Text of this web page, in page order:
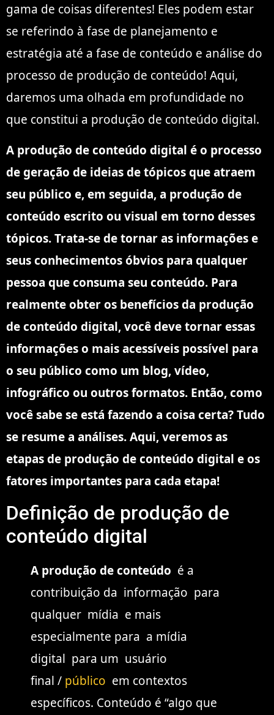
gama de coisas diferentes! Eles podem estar
se referindo à fase de planejamento e
estratégia até a fase de conteúdo e análise do
processo de produção de conteúdo! Aqui,
daremos uma olhada em profundidade no
que constitui a produção de conteúdo digital.
A produção de conteúdo digital é o processo
de geração de ideias de tópicos que atraem
seu público e, em seguida, a produção de
conteúdo escrito ou visual em torno desses
tópicos. Trata-se de tornar as informações e
seus conhecimentos óbvios para qualquer
pessoa que consuma seu conteúdo. Para
realmente obter os benefícios da produção
de conteúdo digital, você deve tornar essas
informações o mais acessíveis possível para
o seu público como um blog, vídeo,
infográfico ou outros formatos. Então, como
você sabe se está fazendo a coisa certa? Tudo
se resume a análises. Aqui, veremos as
etapas de produção de conteúdo digital e os
fatores importantes para cada etapa!
Definição de produção de
conteúdo digital
A produção de conteúdo é a
contribuição da informação para
qualquer mídia e mais
especialmente para a mídia
digital para um usuário
final / público em contextos
específicos. Conteúdo é “algo que